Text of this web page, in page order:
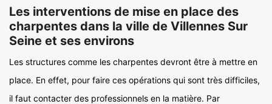
Les interventions de mise en place des
charpentes dans la ville de Villennes Sur
Seine et ses environs
Les structures comme les charpentes devront être à mettre en
place. En effet, pour faire ces opérations qui sont très difficiles,
il faut contacter des professionnels en la matière. Par